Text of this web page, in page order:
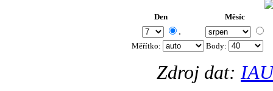
Den Měsíc
.
Měřítko: Body:
Zdroj dat: